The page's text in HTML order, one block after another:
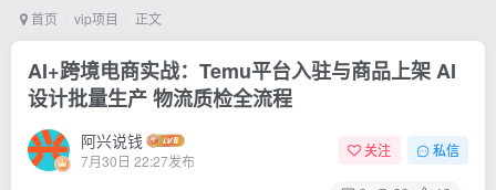
首页 vip项目 正文
AI+跨境电商实战：Temu平台入驻与商品上架 AI
设计批量生产 物流质检全流程
阿兴说钱
7月30日 22:27发布
关注 私信